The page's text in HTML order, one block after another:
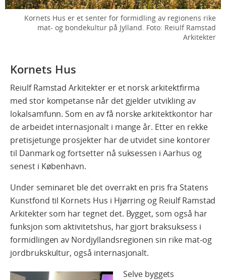
Kornets Hus er et senter for formidling av regionens rike
mat- og bondekultur på Jylland. Foto: Reiulf Ramstad
Arkitekter
Kornets Hus
Reiulf Ramstad Arkitekter er et norsk arkitektfirma
med stor kompetanse når det gjelder utvikling av
lokalsamfunn. Som en av få norske arkitektkontor har
de arbeidet internasjonalt i mange år. Etter en rekke
pretisjetunge prosjekter har de utvidet sine kontorer
til Danmark og fortsetter nå suksessen i Aarhus og
senest i København.
Under seminaret ble det overrakt en pris fra Statens
Kunstfond til Kornets Hus i Hjørring og Reiulf Ramstad
Arkitekter som har tegnet det. Bygget, som også har
funksjon som aktivitetshus, har gjort braksuksess i
formidlingen av Nordjyllandsregionen sin rike mat-og
jordbrukskultur, også internasjonalt.
Selve byggets